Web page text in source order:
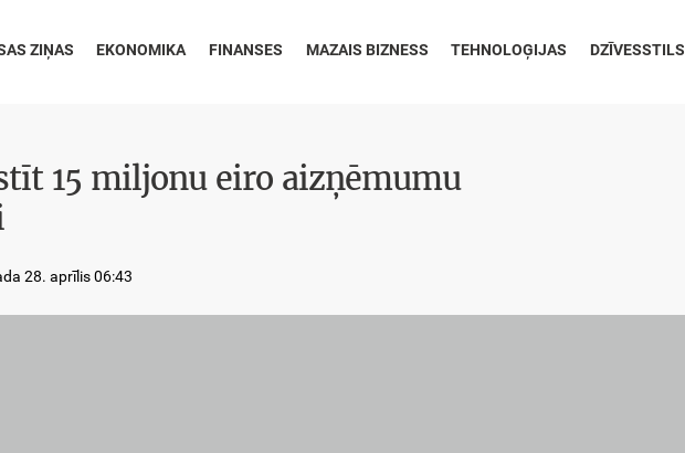
ZIŅAS EKONOMIKA FINANSES MAZAIS BIZNESS TEHNOLOĢIJAS DZĪVESSTILS
15 miljonu eiro aizņēmumu
28. aprīlis 06:43